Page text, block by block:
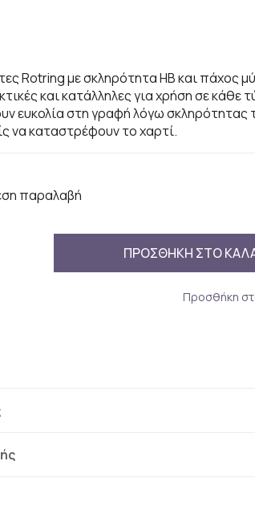
Rotring με σκληρότητα HB και πάχος
και κατάλληλες για χρήση σε κάθε
ευκολία στη γραφή λόγω σκληρότητας
να καταστρέφουν το χαρτί.
παραλαβή
ΠΡΟΣΘΗΚΗ ΣΤΟ
Προσθήκη